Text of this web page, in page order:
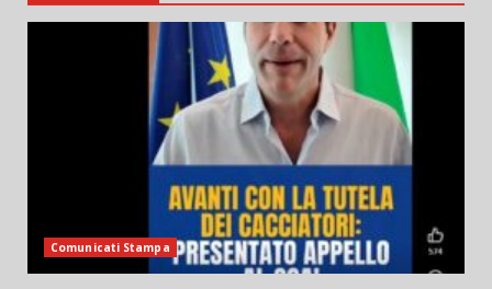
Comunicati Stampa